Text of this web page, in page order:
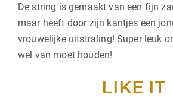
De string is gemaakt van een fijn
maar heeft door zijn kantjes een
vrouwelijke uitstraling! Super leuk
wel van moet houden!
LIKE IT